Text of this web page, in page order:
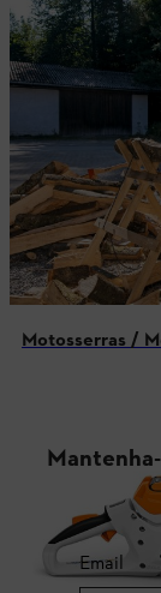
Motosserras /
Email